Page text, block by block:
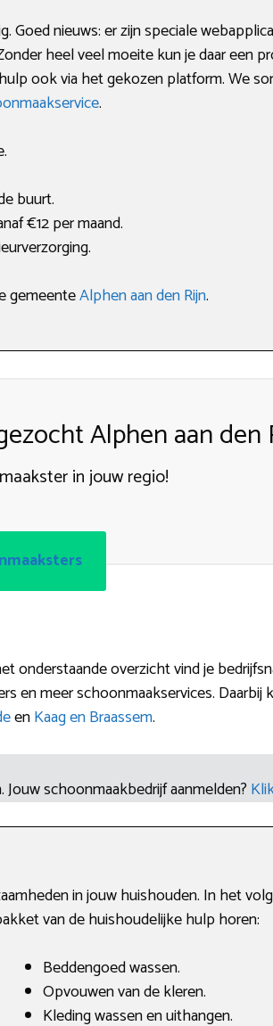
nieuws: er zijn speciale
heel veel moeite kun je daar een
ook via het gekozen platform. We
.
buurt.
€12 per maand.
gemeenteAlphen aan den Rijn.
Alphen aan den
in jouw regio!
overzicht vind je
en meer schoonmaakservices. Daarbij
enKaag en Braassem.
schoonmaakbedrijf aanmelden?
in jouw huishouden. In het
van de huishoudelijke hulp horen:
Beddengoed wassen.
Opvouwen van de kleren.
Kleding wassen en uithangen.